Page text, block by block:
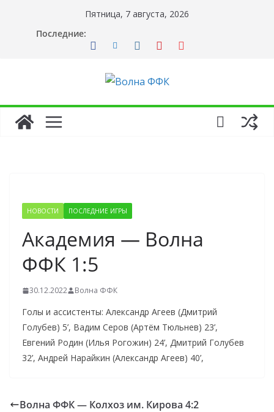
содержимому
Пятница, 7 августа, 2026
Последние:
НОВОСТИ ПОСЛЕДНИЕ ИГРЫ
Академия — Волна
ФФК 1:5
30.12.2022 Волна ФФК
Голы и ассистенты: Александр Агеев (Дмитрий
Голубев) 5’, Вадим Серов (Артём Тюльнев) 23’,
Евгений Родин (Илья Рогожин) 24’, Дмитрий Голубев
32’, Андрей Нарайкин (Александр Агеев) 40’,
Волна ФФК — Колхоз им. Кирова 4:2